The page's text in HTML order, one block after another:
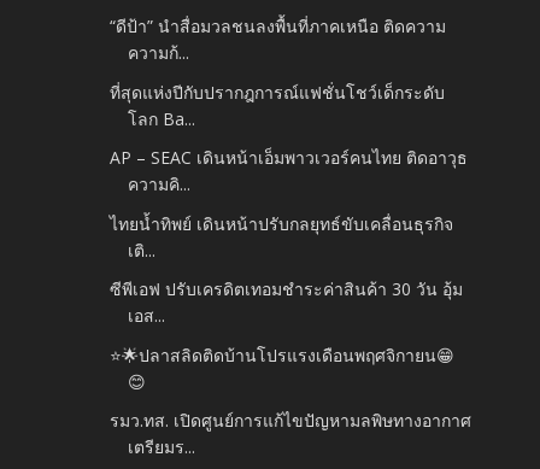
“ดีป้า” นำสื่อมวลชนลงพื้นที่ภาคเหนือ ติดความ
ความก้...
ที่สุดแห่งปีกับปรากฎการณ์แฟชั่นโชว์เด็กระดับ
โลก Ba...
AP – SEAC เดินหน้าเอ็มพาวเวอร์คนไทย ติดอาวุธ
ความคิ...
ไทยน้ำทิพย์ เดินหน้าปรับกลยุทธ์ขับเคลื่อนธุรกิจ
เติ...
ซีพีเอฟ ปรับเครดิตเทอมชำระค่าสินค้า 30 วัน อุ้ม
เอส...
⭐️🌟ปลาสลิดติดบ้านโปรแรงเดือนพฤศจิกายน😁
😊
รมว.ทส. เปิดศูนย์การแก้ไขปัญหามลพิษทางอากาศ
เตรียมร...